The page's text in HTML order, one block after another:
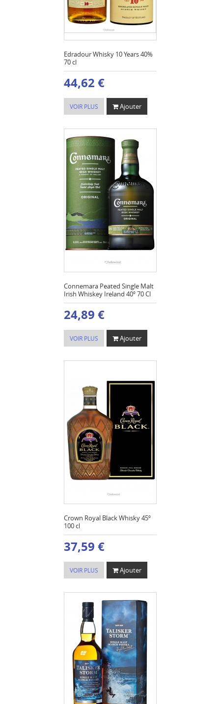
Edradour Whisky 10 Years 40%
70 cl
44,62 €
VOIR PLUS Ajouter
Connemara Peated Single Malt
Irish Whiskey Ireland 40º 70 Cl
24,89 €
VOIR PLUS Ajouter
Crown Royal Black Whisky 45º
100 cl
37,59 €
VOIR PLUS Ajouter